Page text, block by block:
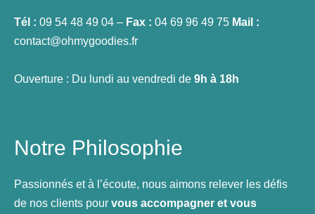
Tél : 09 54 48 49 04 – Fax : 04 69 96 49 75 Mail :
contact@ohmygoodies.fr
Ouverture : Du lundi au vendredi de 9h à 18h
Notre Philosophie
Passionnés et à l’écoute, nous aimons relever les défis
de nos clients pour vous accompagner et vous